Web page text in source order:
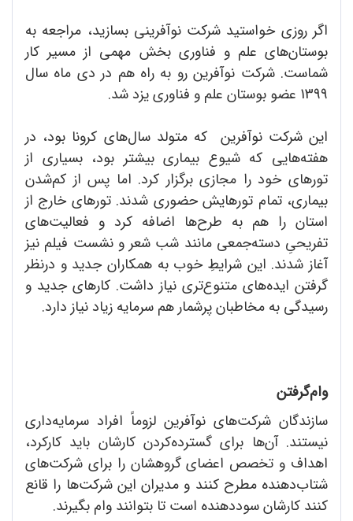
اگر روزی خواستید شرکت نوآفرینی بسازید، مراجعه به
بوستان‌های علم و فناوری بخش مهمی از مسیر کار
شماست. شرکت نوآفرین رو به راه هم در دی ماه سال
1399 عضو بوستان علم و فناوری یزد شد.
این شرکت نوآفرین که متولد سال‌های کرونا بود، در
هفته‌هایی که شیوع بیماری بیشتر بود، بسیاری از
تورهای خود را مجازی برگزار کرد. اما پس از کم‌شدن
بیماری، تمام تورهایش حضوری شدند. تورهای خارج از
استان را هم به طرح‌ها اضافه کرد و فعالیت‌های
تفریحیِ دسته‌جمعی مانند شب شعر و نشست فیلم نیز
آغاز شدند. این شرایطِ خوب به همکاران جدید و درنظر
گرفتن ایده‌های متنوع‌تری نیاز داشت. کارهای جدید و
رسیدگی به مخاطبان پرشمار هم سرمایه زیاد نیاز دارد.
وام‌گرفتن
سازندگان شرکت‌های نوآفرین لزوماً افراد سرمایه‌داری
نیستند. آن‌ها برای گسترده‌کردن کارشان باید کارکرد،
اهداف و تخصص اعضای گروهشان را برای شرکت‌های
شتاب‌دهنده مطرح کنند و مدیران این شرکت‌ها را قانع
کنند کارشان سوددهنده است تا بتوانند وام بگیرند.